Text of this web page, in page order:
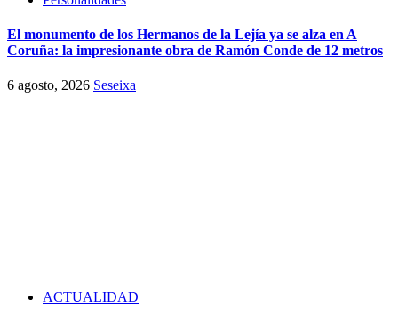
El monumento de los Hermanos de la Lejía ya se alza en A
Coruña: la impresionante obra de Ramón Conde de 12 metros
6 agosto, 2026 Seseixa
ACTUALIDAD